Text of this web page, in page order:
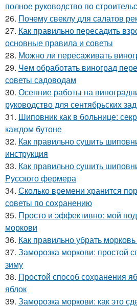
полное руководство по
26. Почему свеклу для салатов
27. Как правильно пересадить
основные правила и советы
28. Можно ли пересаживать
29. Чем обработать виноград
советы садоводам
30. Осенние работы на
руководство для сентябрьских
31. Шиповник как в больнице:
каждом бутоне
32. Как правильно сушить
инструкция
33. Как правильно сушить
Русского фермера
34. Сколько времени хранится
советы по сохранению
35. Просто и эффективно: мой
моркови
36. Как правильно убрать
37. Заморозка моркови: простой
зиму
38. Простой способ сохранения
яблок
39. Заморозка моркови: как это